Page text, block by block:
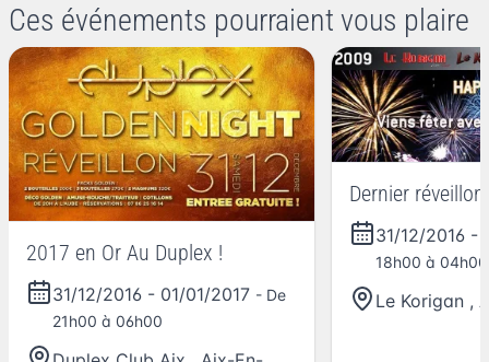
Ces événements pourraient vous plaire
2017 en Or Au Duplex !
31/12/2016 - 01/01/2017 - De
21h00 à 06h00
Dernier
31/12/2016 -
18h00 à 04h00
Le Korigan ,